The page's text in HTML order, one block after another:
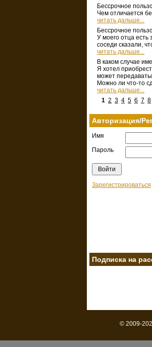
Бессрочное
Чем отличается
читать дальше...
Бессрочное
У моего отца есть
соседи сказали,
читать дальше...
В каком случае
Я хотел
может
Можно ли что-то
читать дальше...
1 2 3 4 5 6 7 8
Авторизация/
Имя
Пароль
Зарегистрироваться
Подписка на
© 2009-